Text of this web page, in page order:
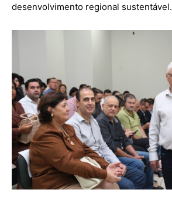
desenvolvimento regional sustentável.